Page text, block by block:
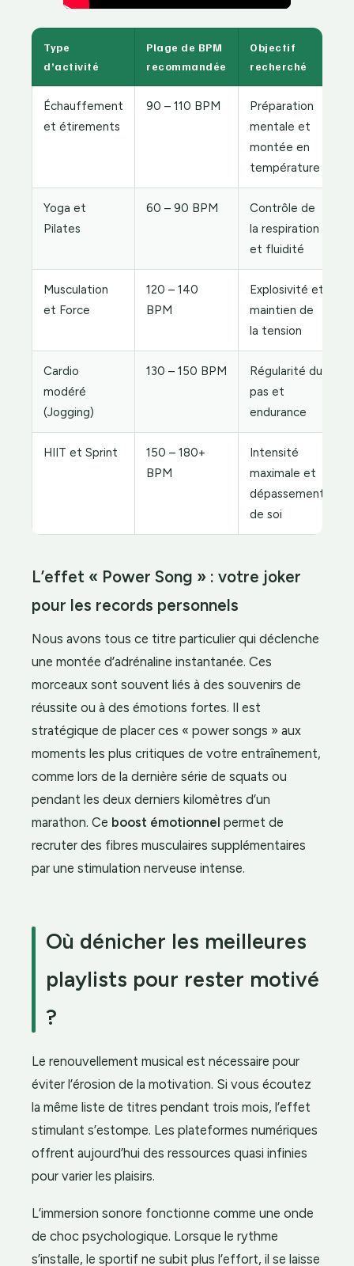
Type
d’activité
Plage de BPM
recommandée
Objectif
recherché
Échauffement
et étirements
90 – 110 BPM
Préparation
mentale et
montée en
température
Yoga et
Pilates
60 – 90 BPM
Contrôle de
la respiration
et fluidité
Musculation
et Force
120 – 140
BPM
Explosivité et
maintien de
la tension
Cardio
modéré
(Jogging)
130 – 150 BPM
Régularité du
pas et
endurance
HIIT et Sprint
150 – 180+
BPM
Intensité
maximale et
dépassement
de soi
L’effet « Power Song » : votre joker
pour les records personnels
Nous avons tous ce titre particulier qui déclenche
une montée d’adrénaline instantanée. Ces
morceaux sont souvent liés à des souvenirs de
réussite ou à des émotions fortes. Il est
stratégique de placer ces « power songs » aux
moments les plus critiques de votre entraînement,
comme lors de la dernière série de squats ou
pendant les deux derniers kilomètres d’un
marathon. Ce boost émotionnel permet de
recruter des fibres musculaires supplémentaires
par une stimulation nerveuse intense.
Où dénicher les meilleures
playlists pour rester motivé
?
Le renouvellement musical est nécessaire pour
éviter l’érosion de la motivation. Si vous écoutez
la même liste de titres pendant trois mois, l’effet
stimulant s’estompe. Les plateformes numériques
offrent aujourd’hui des ressources quasi infinies
pour varier les plaisirs.
L’immersion sonore fonctionne comme une onde
de choc psychologique. Lorsque le rythme
s’installe, le sportif ne subit plus l’effort, il se laisse